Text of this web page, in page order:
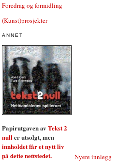
Foredrag og formidling
(Kunst)prosjekter
ANNET
Papirutgaven av Tekst 2
nuller utsolgt, men
innholdet får et nytt liv
på dette nettstedet.
Nyere innlegg